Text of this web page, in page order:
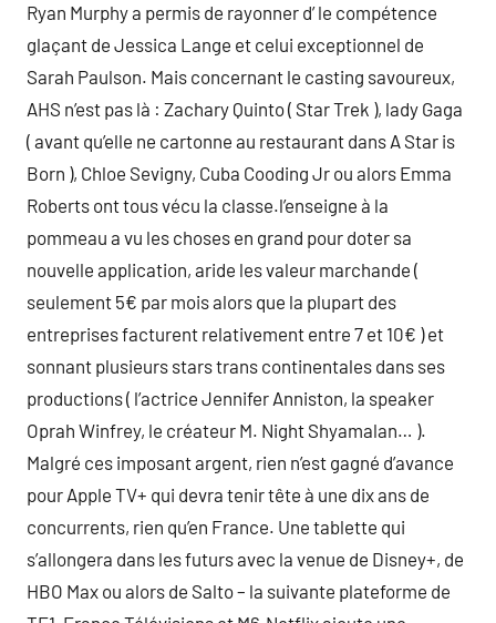
Ryan Murphy a permis de rayonner d’ le compétence
glaçant de Jessica Lange et celui exceptionnel de
Sarah Paulson. Mais concernant le casting savoureux,
AHS n’est pas là : Zachary Quinto ( Star Trek ), lady Gaga
( avant qu’elle ne cartonne au restaurant dans A Star is
Born ), Chloe Sevigny, Cuba Cooding Jr ou alors Emma
Roberts ont tous vécu la classe.l’enseigne à la
pommeau a vu les choses en grand pour doter sa
nouvelle application, aride les valeur marchande (
seulement 5€ par mois alors que la plupart des
entreprises facturent relativement entre 7 et 10€ ) et
sonnant plusieurs stars trans continentales dans ses
productions ( l’actrice Jennifer Anniston, la speaker
Oprah Winfrey, le créateur M. Night Shyamalan… ).
Malgré ces imposant argent, rien n’est gagné d’avance
pour Apple TV+ qui devra tenir tête à une dix ans de
concurrents, rien qu’en France. Une tablette qui
s’allongera dans les futurs avec la venue de Disney+, de
HBO Max ou alors de Salto – la suivante plateforme de